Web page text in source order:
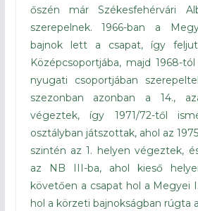
őszén már Székesfehérvári
szerepelnek. 1966-ban a
bajnok lett a csapat, így
Középcsoportjába, majd 1968-
nyugati csoportjában
szezonban azonban a 14.,
végeztek, így 1971/72-től
osztályban játszottak, ahol az
szintén az 1. helyen végeztek,
az NB III-ba, ahol kieső
követően a csapat hol a Megyei
hol a körzeti bajnokságban rúgta